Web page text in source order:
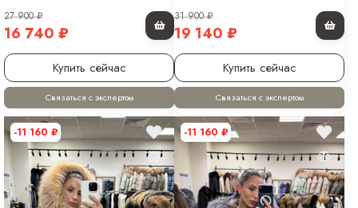
27 900₽
16 740 ₽
Купить сейчас
Связаться с экспертом
31 900₽
19 140 ₽
Купить сейчас
Связаться с экспертом
-11 160 ₽ -11 160 ₽